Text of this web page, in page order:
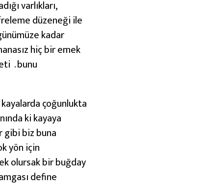
varlıkları,
düzeneği ile
kadar
hiç bir emek
. bunu
çoğunlukta
ki kayaya
gibi biz buna
yön için
olursak bir buğday
define